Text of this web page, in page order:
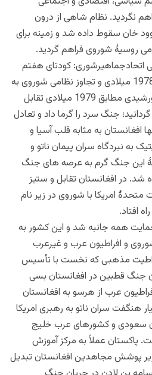
نگردید. نظام شاهی از درون
خان سقوط داده شد و زمینه برای
روسیۀ شوروی فراهم گردید.
اتحادجماهیرشوری: کودتای هفتم
ثور 1357 خورشیدی مطابق 1978 میلادی و تجاوز نظامی شوروی به
افغانستان در جدی 1358 خورشیدی مطابق 1979 میلادی تقابل
جنگ سرد را گرما داد و تعادل
افغانستان به مثابه قلب آسیا و
به نبردگاه سران پیمان ناتو و
این جنگ گرم به عرصه های جنگ
شد. در افغانستان تقابل و ستیز
متحدۀ امریکا با شوروی در زیر نام
افتاد.
همه جانبه شد و این کشور به
و افراطیون عرب و غیرعرب
مذهبی که نخست با تأسیس
جنگ قطبین در افغانستان بسی
عرب از هرسو به افغانستان
هنگفت سران ناتو به رهبری امریکا
سعودی و کشورهای عرب خلیج
پاکستان عملاً به مرکز آموزش
پوشش مجاهدین افغانستان تبدیل